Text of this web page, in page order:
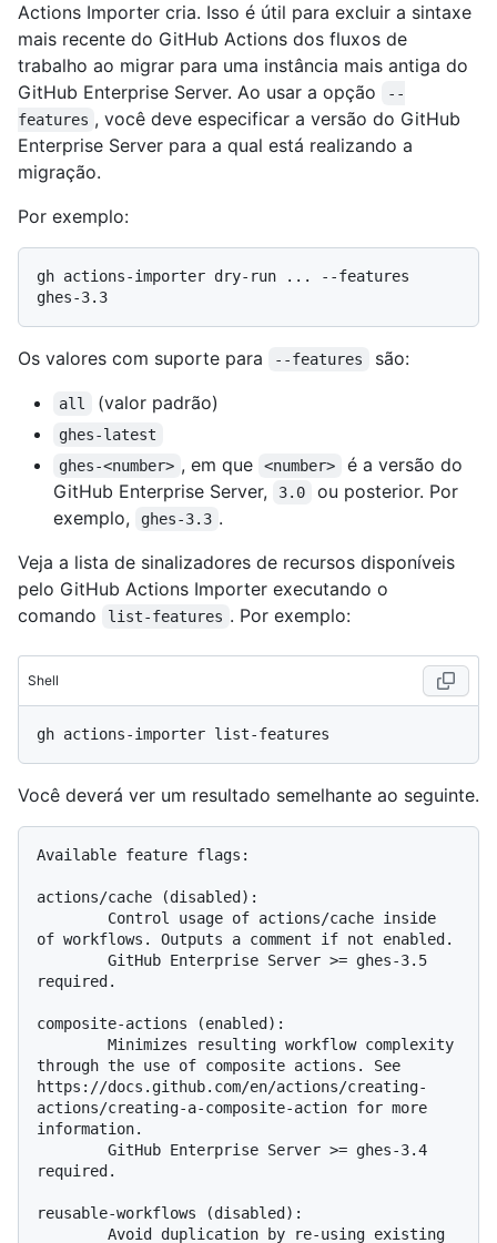
Actions Importer cria. Isso é útil para excluir a sintaxe
mais recente do GitHub Actions dos fluxos de
trabalho ao migrar para uma instância mais antiga do
GitHub Enterprise Server. Ao usar a opção
--
features , você deve especificar a versão do GitHub
Enterprise Server para a qual está realizando a
migração.
Por exemplo:
gh actions-importer dry-run ... --features
Os valores com suporte para --features são:
all (valor padrão)
ghes-latest
ghes-<number> , em que <number>
é a versão do
GitHub Enterprise Server,
3.0
ou posterior. Por
exemplo,
ghes-3.3 .
Veja a lista de sinalizadores de recursos disponíveis
pelo GitHub Actions Importer executando o
comando
list-features . Por exemplo:
Shell
Você deverá ver um resultado semelhante ao seguinte.
Available feature flags:
actions/cache (disabled):
of workflows. Outputs a comment if not enabled.
required.
composite-actions (enabled):
through the use of composite actions. See
https://docs.github.com/en/actions/creating-
actions/creating-a-composite-action for more
information.
required.
reusable-workflows (disabled):